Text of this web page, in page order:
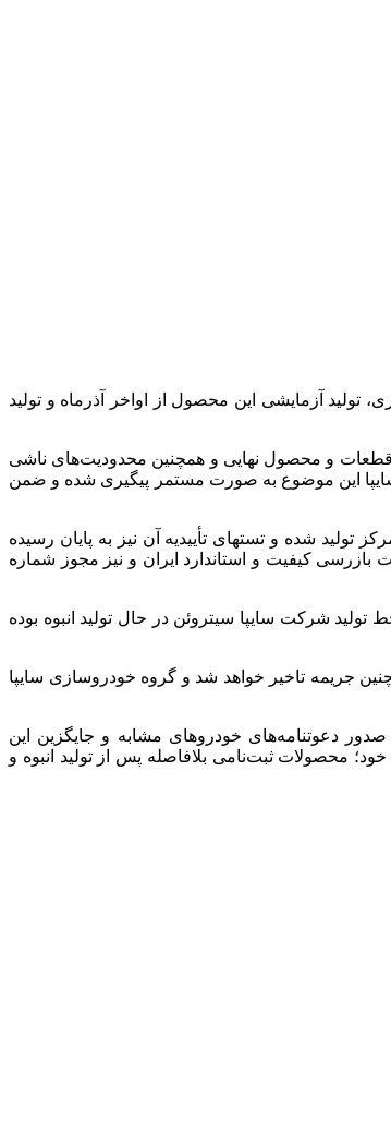
آزمایشی این محصول از اواخر آذرماه و تولید
قطعات و محصول نهایی و همچنین محدودیت‌های ناشی
این موضوع به صورت مستمر پیگیری شده و ضمن
شده و تستهای تأییدیه آن نیز به پایان رسیده
بازرسی کیفیت و استاندارد ایران و نیز مجوز شماره
شرکت سایپا سیتروئن در حال تولید انبوه بوده
جریمه تاخیر خواهد شد و گروه خودروسازی سایپا
دعوتنامه‌های خودروهای مشابه و جایگزین این
محصولات ثبت‌نامی بلافاصله پس از تولید انبوه و